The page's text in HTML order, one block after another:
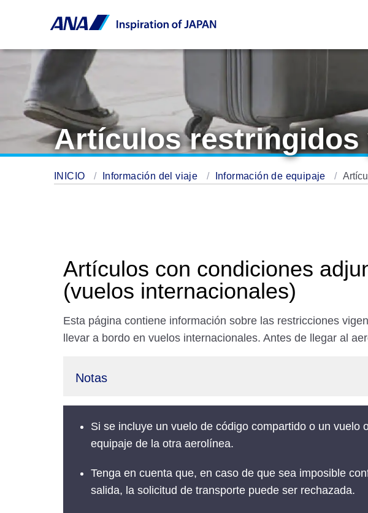
Artículos restringidos
INICIO Información del viaje Información de equipaje
Artículos con condiciones
(vuelos internacionales)
Esta página contiene información sobre las restricciones
llevar a bordo en vuelos internacionales. Antes de llegar al
Notas
Si se incluye un vuelo de código compartido o un
equipaje de la otra aerolínea.
Tenga en cuenta que, en caso de que sea imposible
salida, la solicitud de transporte puede ser rechazada.